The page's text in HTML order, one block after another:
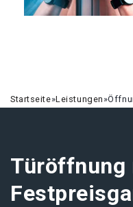
Startseite»Leistungen»
Türöffnung